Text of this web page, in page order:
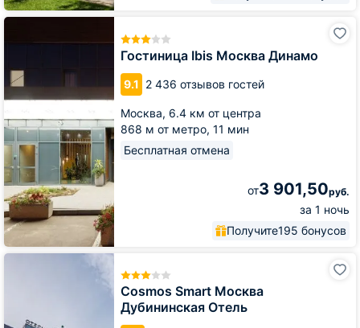
Гостиница Ibis Москва Динамо
9.1 2 436 отзывов гостей
Москва, 6.4 км от центра
868 м от метро, 11 мин
Бесплатная отмена
от3 901,50руб.
за 1 ночь
Получите195 бонусов
Гостиница
Cosmos Smart Москва
Дубининская Отель
Cosmos
Отель